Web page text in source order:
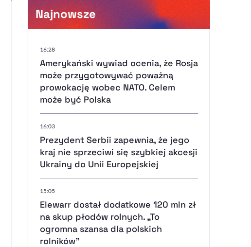
Resetuj opcje
Ułatwienia dostępności wspierają:
Sprawdź, jak i dlaczego zwiększamy dostępność , otwiera się w nowym
Deklaracja dostępności, otwiera się w nowym oknie
Zgłoś problem
Najnowsze
16:28
Amerykański wywiad ocenia, że Rosja
może przygotowywać poważną
prowokację wobec NATO. Celem
może być Polska
16:03
Prezydent Serbii zapewnia, że jego
kraj nie sprzeciwi się szybkiej akcesji
Ukrainy do Unii Europejskiej
15:05
Elewarr dostał dodatkowe 120 mln zł
na skup płodów rolnych. „To
ogromna szansa dla polskich
rolników”